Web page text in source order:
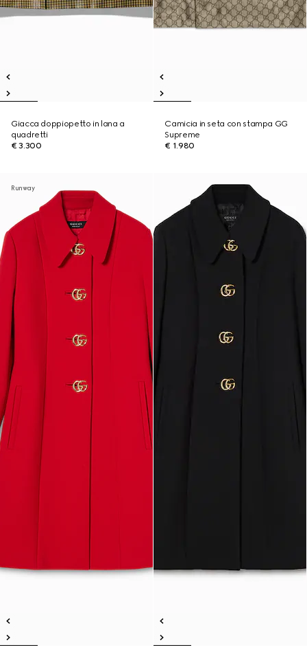
Giacca doppiopetto in lana a
quadretti
€ 3.300
Camicia in seta con stampa GG
Supreme
€ 1.980
Runway